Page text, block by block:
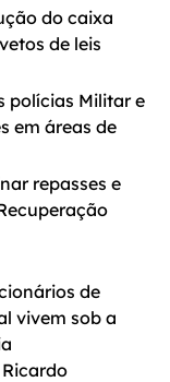
do caixa
de leis
polícias Militar e
em áreas de
repasses e
de
vivem sob a